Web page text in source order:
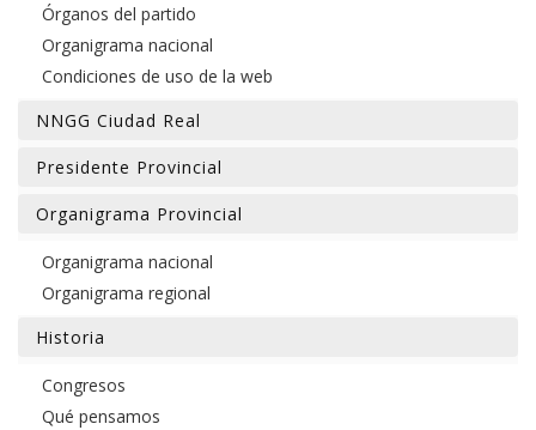
Órganos del partido
Organigrama nacional
Condiciones de uso de la web
NNGG Ciudad Real
Presidente Provincial
Organigrama Provincial
Organigrama nacional
Organigrama regional
Historia
Congresos
Qué pensamos